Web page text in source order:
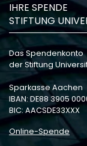
IHRE SPENDE
STIFTUNG
Das Spendenkonto
der Stiftung
Sparkasse Aachen
IBAN: DE88 3905
BIC: AACSDE33XXX
Online-Spende